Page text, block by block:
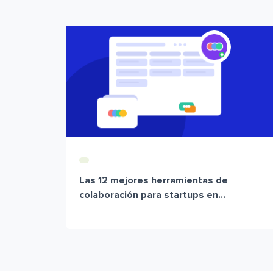
Las 12 mejores herramientas de
colaboración para startups en...